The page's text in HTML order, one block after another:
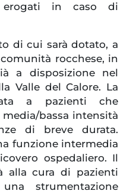
erogati in caso di
di cui sarà dotato, a
rocchese, in
a disposizione nel
Valle del Calore. La
a pazienti che
bassa intensità
di breve durata.
funzione intermedia
ospedaliero. Il
alla cura di pazienti
strumentazione